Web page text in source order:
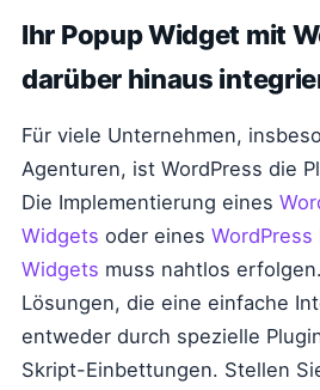
Ihr Popup Widget mit
darüber hinaus
Für viele Unternehmen,
Agenturen, ist WordPress die
Die Implementierung eines
Widgets oder eines WordPress
Widgets muss nahtlos
Lösungen, die eine einfache
entweder durch spezielle
Skript-Einbettungen. Stellen